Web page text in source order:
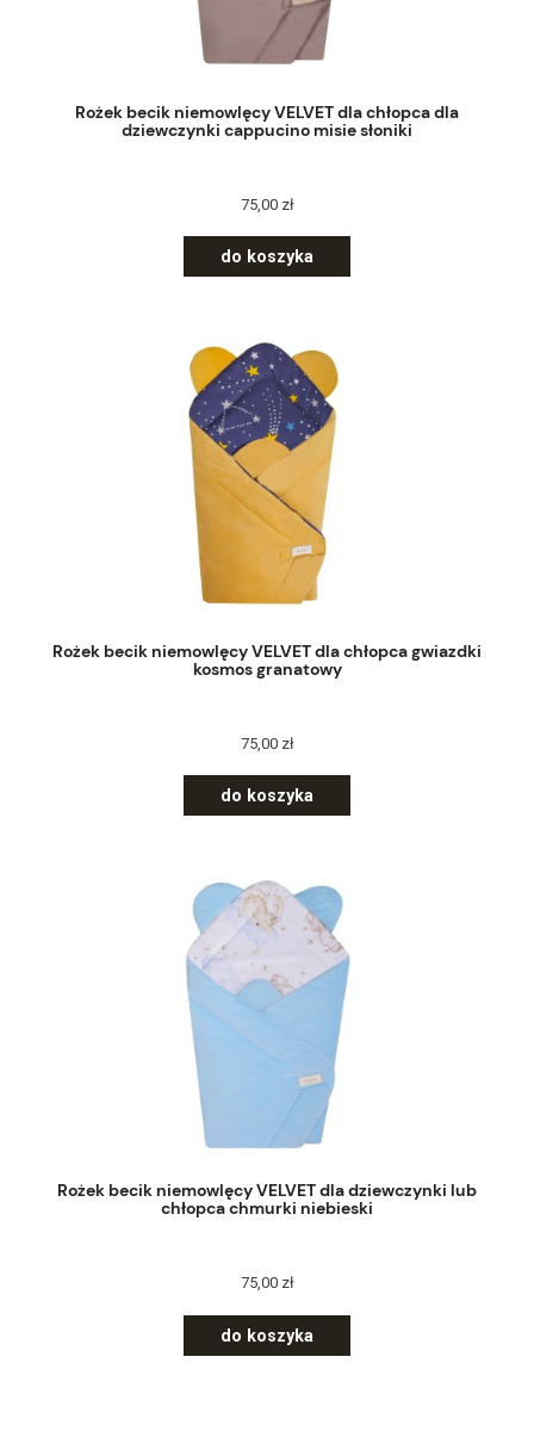
Rożek becik niemowlęcy VELVET dla chłopca dla
dziewczynki cappucino misie słoniki
75,00 zł
do koszyka
Rożek becik niemowlęcy VELVET dla chłopca gwiazdki
kosmos granatowy
75,00 zł
do koszyka
Rożek becik niemowlęcy VELVET dla dziewczynki lub
chłopca chmurki niebieski
75,00 zł
do koszyka